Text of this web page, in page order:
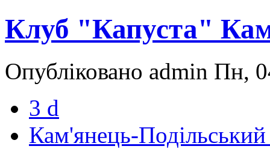
Клуб "Капуста"
Опубліковано admin Пн,
3 d
Кам'янець-